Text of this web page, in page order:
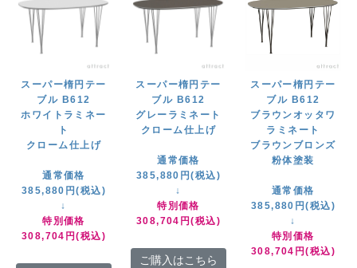
スーパー楕円テー
ブル B612
ホワイトラミネー
ト
クローム仕上げ
通常価格
385,880円(税込)
↓
特別価格
308,704円(税込)
スーパー楕円テー
ブル B612
グレーラミネート
クローム仕上げ
通常価格
385,880円(税込)
↓
特別価格
308,704円(税込)
ご購入はこちら
スーパー楕円テー
ブル B612
ブラウンオッタワ
ラミネート
ブラウンブロンズ
粉体塗装
通常価格
385,880円(税込)
↓
特別価格
308,704円(税込)